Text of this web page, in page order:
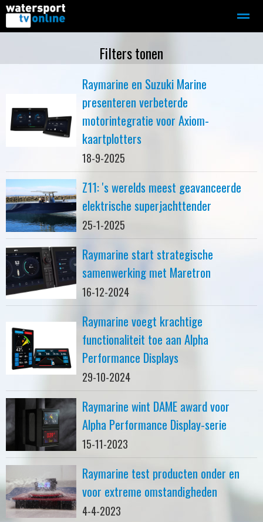
Motorboot-sloep Adverteren
Filters tonen
Raymarine en Suzuki Marine
presenteren verbeterde
motorintegratie voor Axiom-
kaartplotters
18-9-2025
Z11: 's werelds meest geavanceerde
elektrische superjachttender
25-1-2025
Raymarine start strategische
samenwerking met Maretron
16-12-2024
Raymarine voegt krachtige
functionaliteit toe aan Alpha
Performance Displays
29-10-2024
Raymarine wint DAME award voor
Alpha Performance Display-serie
15-11-2023
Raymarine test producten onder en
voor extreme omstandigheden
4-4-2023